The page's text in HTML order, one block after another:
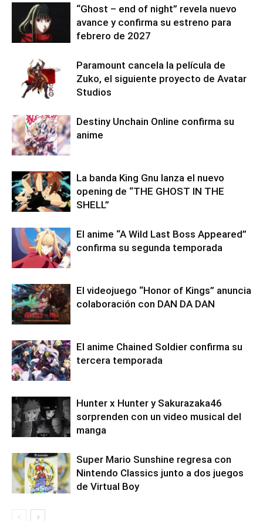
“Ghost – end of night” revela nuevo
avance y confirma su estreno para
febrero de 2027
Paramount cancela la película de
Zuko, el siguiente proyecto de Avatar
Studios
Destiny Unchain Online confirma su
anime
La banda King Gnu lanza el nuevo
opening de “THE GHOST IN THE
SHELL”
El anime “A Wild Last Boss Appeared”
confirma su segunda temporada
El videojuego “Honor of Kings” anuncia
colaboración con DAN DA DAN
El anime Chained Soldier confirma su
tercera temporada
Hunter x Hunter y Sakurazaka46
sorprenden con un video musical del
manga
Super Mario Sunshine regresa con
Nintendo Classics junto a dos juegos
de Virtual Boy